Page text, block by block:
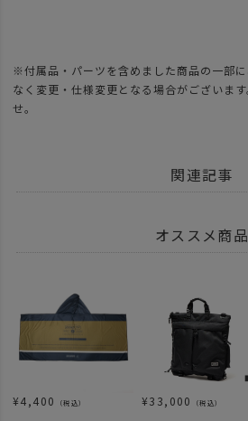
※付属品・パーツを含めました商品の一部
なく変更・仕様変更となる場合がございま
せ。
関連記事
オススメ商品
¥4,400 （税込） ¥33,000 （税込）